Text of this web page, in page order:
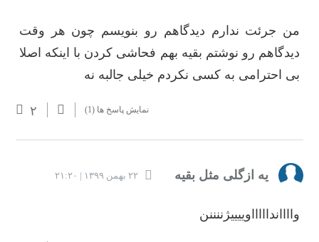
من جرئت ندارم دیدگاهم رو بنویسم چون هر وقت
دیدگاهم رو نوشتم بقیه بهم فحاشی کردن با اینکه اصلا
بی احترامی به کسی نکردم خیلی جالبه نه
۲ نمایش پاسخ ها (1)
یه ازگلی مثل بقیه ۲۲ بهمن ۱۳۹۹ | ۲۱:۲۰
واااانداااااوییییژننننن